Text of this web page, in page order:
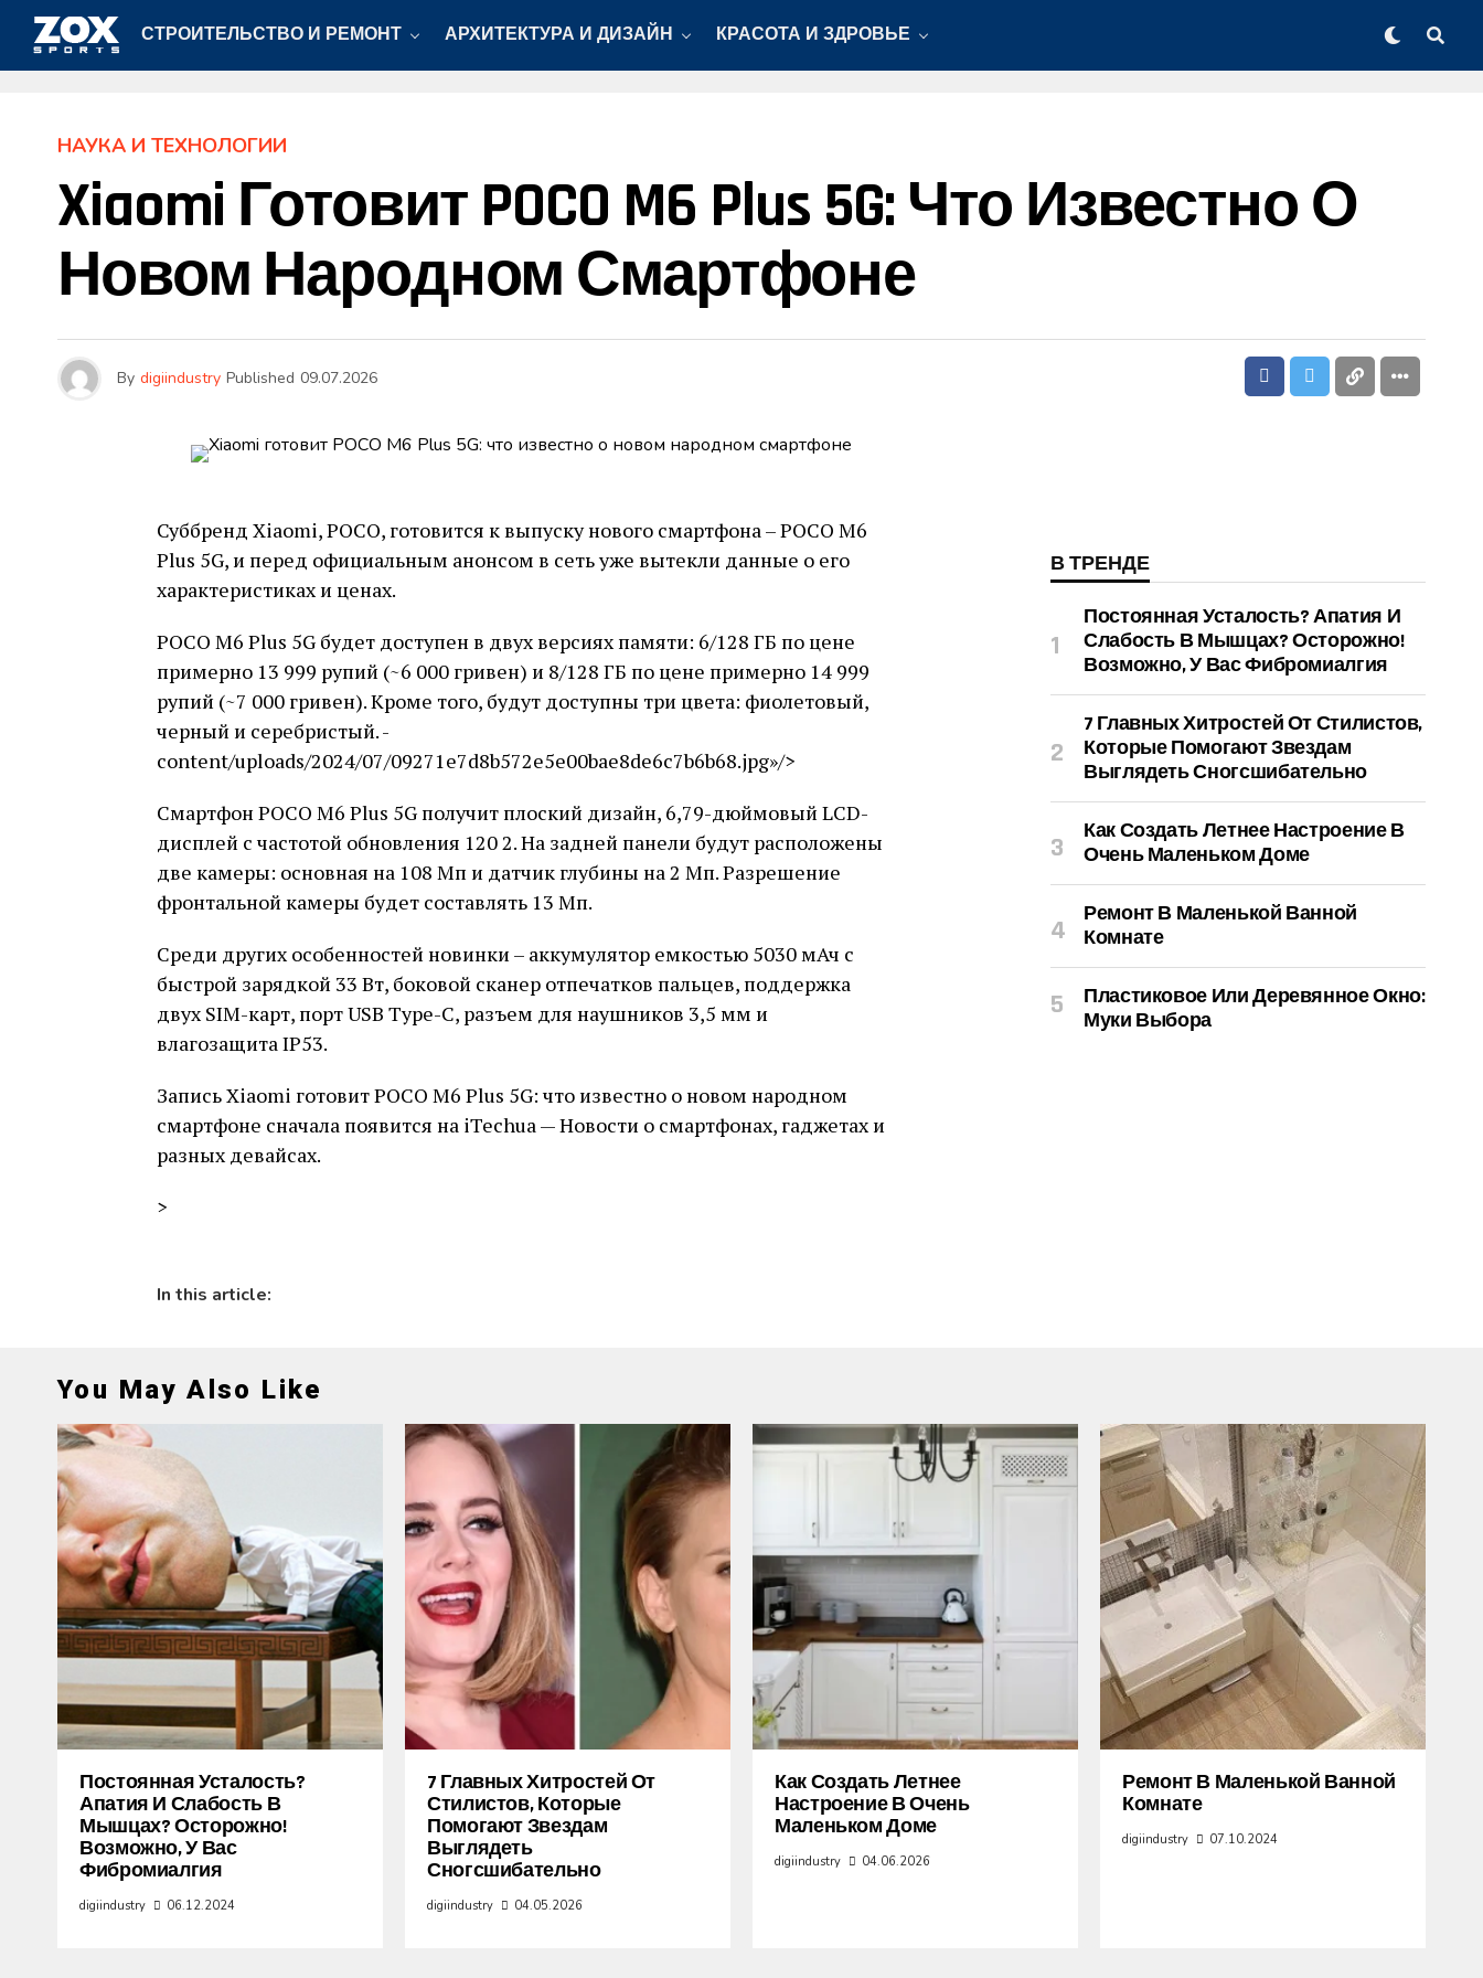
СТРОИТЕЛЬСТВО И РЕМОНТ АРХИТЕКТУРА И ДИЗАЙН КРАСОТА И ЗДРОВЬЕ
НАУКА И ТЕХНОЛОГИИ
Xiaomi Готовит POCO M6 Plus 5G: Что Известно О
Новом Народном Смартфоне
By digiindustry Published 09.07.2026
Суббренд Xiaomi, POCO, готовится к выпуску нового смартфона – POCO M6
Plus 5G, и перед официальным анонсом в сеть уже вытекли данные о его
характеристиках и ценах.
POCO M6 Plus 5G будет доступен в двух версиях памяти: 6/128 ГБ по цене
примерно 13 999 рупий (~6 000 гривен) и 8/128 ГБ по цене примерно 14 999
рупий (~7 000 гривен). Кроме того, будут доступны три цвета: фиолетовый,
черный и серебристый. -
content/uploads/2024/07/09271e7d8b572e5e00bae8de6c7b6b68.jpg»/>
Смартфон POCO M6 Plus 5G получит плоский дизайн, 6,79-дюймовый LCD-
дисплей с частотой обновления 120 2. На задней панели будут расположены
две камеры: основная на 108 Мп и датчик глубины на 2 Мп. Разрешение
фронтальной камеры будет составлять 13 Мп.
Среди других особенностей новинки – аккумулятор емкостью 5030 мАч с
быстрой зарядкой 33 Вт, боковой сканер отпечатков пальцев, поддержка
двух SIM-карт, порт USB Type-C, разъем для наушников 3,5 мм и
влагозащита IP53.
Запись Xiaomi готовит POCO M6 Plus 5G: что известно о новом народном
смартфоне сначала появится на iTechua — Новости о смартфонах, гаджетах и
​​разных девайсах.
>
In this article:
В ТРЕНДЕ
Постоянная Усталость? Апатия И
Слабость В Мышцах? Осторожно!
Возможно, У Вас Фибромиалгия
7 Главных Хитростей От Стилистов,
Которые Помогают Звездам
Выглядеть Сногсшибательно
Как Создать Летнее Настроение В
Очень Маленьком Доме
Ремонт В Маленькой Ванной
Комнате
Пластиковое Или Деревянное Окно:
Муки Выбора
You May Also Like
Постоянная Усталость?
Апатия И Слабость В
Мышцах? Осторожно!
Возможно, У Вас
Фибромиалгия
digiindustry 06.12.2024
7 Главных Хитростей От
Стилистов, Которые
Помогают Звездам
Выглядеть
Сногсшибательно
digiindustry 04.05.2026
Как Создать Летнее
Настроение В Очень
Маленьком Доме
digiindustry 04.06.2026
Ремонт В Маленькой Ванной
Комнате
digiindustry 07.10.2024